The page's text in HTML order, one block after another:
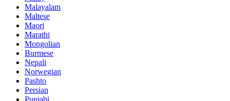
Malayalam
Maltese
Maori
Marathi
Mongolian
Burmese
Nepali
Norwegian
Pashto
Persian